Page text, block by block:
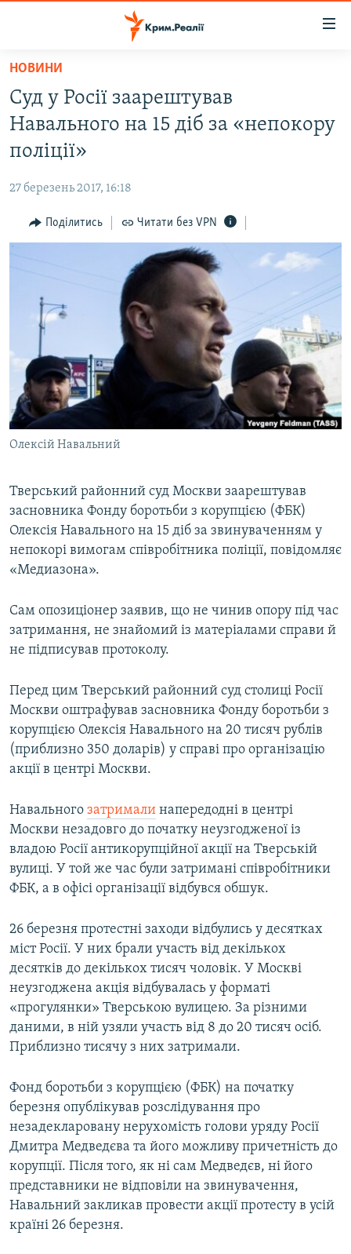
Перейти
основного
матеріалу
Перейти
до
основної
навігації
Перейти
до
ВОДА.КРИМ
ВІДЕО ТА ФОТО
БЛОГИ
ПОГЛЯД
СПЕЦПРОЕКТИ
ДЕПОРТАЦІЯ
ВІДЕОУРОКИ «ELIFBE»
СВІДЧЕННЯ ОКУПАЦІЇ
УКРАЇНСЬКА ПРОБЛЕМА КРИМУ
ІНФОГРАФІКА
ЯК ОБІЙТИ БЛОКУВАННЯ
Русский
Qırımtatar
ДОЛУЧАЙСЯ!
Усі сайти RFE/RL
НОВИНИ
Суд у Росії заарештував
Навального на 15 діб за «непокору
поліції»
27 березень 2017, 16:18
Поділитись Читати без VPN
Олексій Навальний
Тверський районний суд Москви заарештував
засновника Фонду боротьби з корупцією (ФБК)
Олексія Навального на 15 діб за звинуваченням у
непокорі вимогам співробітника поліції, повідомляє
«Медиазона».
Сам опозиціонер заявив, що не чинив опору під час
затримання, не знайомий із матеріалами справи й
не підписував протоколу.
Перед цим Тверський районний суд столиці Росії
Москви оштрафував засновника Фонду боротьби з
корупцією Олексія Навального на 20 тисяч рублів
(приблизно 350 доларів) у справі про організацію
акції в центрі Москви.
Навального затримали напередодні в центрі
Москви незадовго до початку неузгодженої із
владою Росії антикорупційної акції на Тверській
вулиці. У той же час були затримані співробітники
ФБК, а в офісі організації відбувся обшук.
26 березня протестні заходи відбулись у десятках
міст Росії. У них брали участь від декількох
десятків до декількох тисяч чоловік. У Москві
неузгоджена акція відбувалась у форматі
«прогулянки» Тверською вулицею. За різними
даними, в ній узяли участь від 8 до 20 тисяч осіб.
Приблизно тисячу з них затримали.
Фонд боротьби з корупцією (ФБК) на початку
березня опублікував розслідування про
незадекларовану нерухомість голови уряду Росії
Дмитра Медведєва та його можливу причетність до
корупції. Після того, як ні сам Медведєв, ні його
представники не відповіли на звинувачення,
Навальний закликав провести акції протесту в усій
країні 26 березня.